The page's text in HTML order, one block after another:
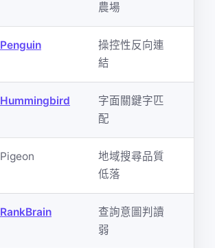
農場
Penguin
操控性反向連
結
Hummingbird
字面關鍵字匹
配
Pigeon
地域搜尋品質
低落
RankBrain
查詢意圖判讀
弱